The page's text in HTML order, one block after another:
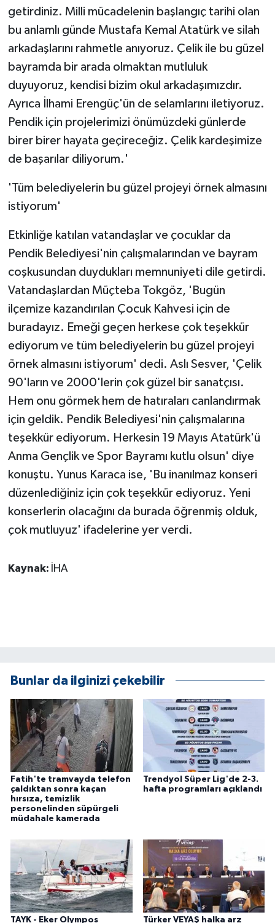
getirdiniz. Milli mücadelenin başlangıç tarihi olan
bu anlamlı günde Mustafa Kemal Atatürk ve silah
arkadaşlarını rahmetle anıyoruz. Çelik ile bu güzel
bayramda bir arada olmaktan mutluluk
duyuyoruz, kendisi bizim okul arkadaşımızdır.
Ayrıca İlhami Erengüç'ün de selamlarını iletiyoruz.
Pendik için projelerimizi önümüzdeki günlerde
birer birer hayata geçireceğiz. Çelik kardeşimize
de başarılar diliyorum.'
'Tüm belediyelerin bu güzel projeyi örnek almasını
istiyorum'
Etkinliğe katılan vatandaşlar ve çocuklar da
Pendik Belediyesi'nin çalışmalarından ve bayram
coşkusundan duydukları memnuniyeti dile getirdi.
Vatandaşlardan Müçteba Tokgöz, 'Bugün
ilçemize kazandırılan Çocuk Kahvesi için de
buradayız. Emeği geçen herkese çok teşekkür
ediyorum ve tüm belediyelerin bu güzel projeyi
örnek almasını istiyorum' dedi. Aslı Sesver, 'Çelik
90'ların ve 2000'lerin çok güzel bir sanatçısı.
Hem onu görmek hem de hatıraları canlandırmak
için geldik. Pendik Belediyesi'nin çalışmalarına
teşekkür ediyorum. Herkesin 19 Mayıs Atatürk'ü
Anma Gençlik ve Spor Bayramı kutlu olsun' diye
konuştu. Yunus Karaca ise, 'Bu inanılmaz konseri
düzenlediğiniz için çok teşekkür ediyoruz. Yeni
konserlerin olacağını da burada öğrenmiş olduk,
çok mutluyuz' ifadelerine yer verdi.
Kaynak: İHA
Bunlar da ilginizi çekebilir
Fatih'te tramvayda telefon
çaldıktan sonra kaçan
hırsıza, temizlik
personelinden süpürgeli
müdahale kamerada
Trendyol Süper Lig'de 2-3.
hafta programları açıklandı
TAYK - Eker Olympos Türker VEYAŞ halka arz